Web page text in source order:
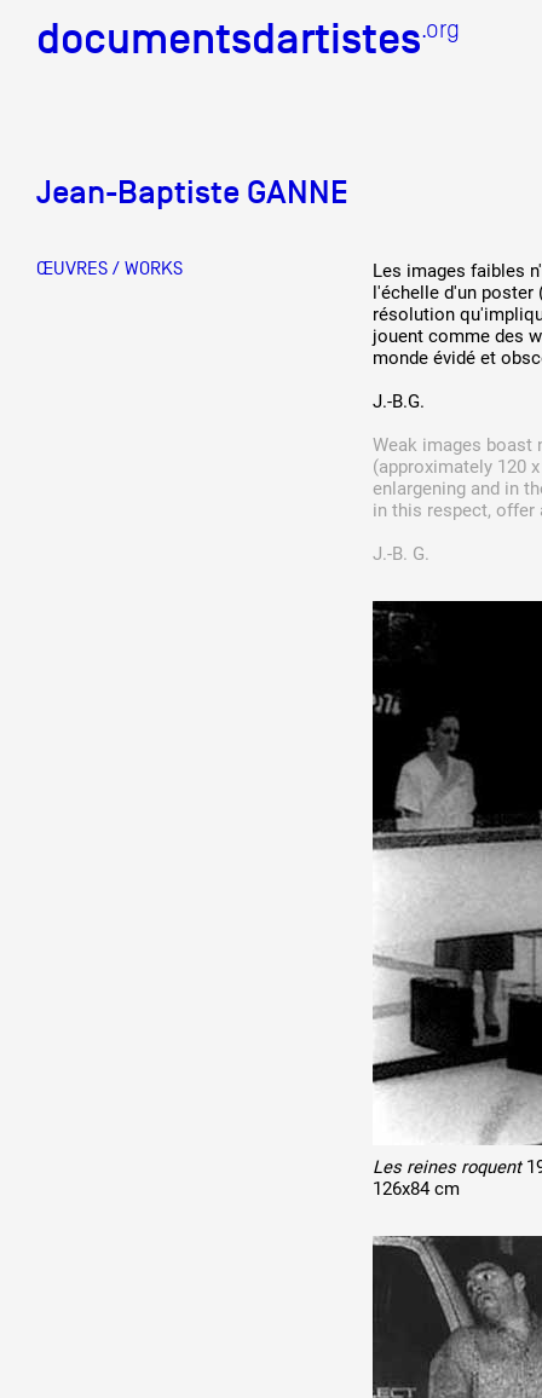
documentsdartistes.org
documentsdartistes.org
Mission
Équipe
1% œuvres dans
Réseau documents
Jean-Baptiste GANNE
ŒUVRES / WORKS
Les images faibles
l'échelle d'un poster
résolution
jouent comme des
monde évidé et
J.-B.G.
Weak images boast
(approximately 120
enlargening and in
in this respect, offer
J.-B. G.
Les reines roquent
126x84 cm